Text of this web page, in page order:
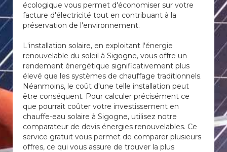
écologique vous permet d'économiser sur votre
facture d'électricité tout en contribuant à la
préservation de l'environnement.
L'installation solaire, en exploitant l'énergie
renouvelable du soleil à Sigogne, vous offre un
rendement énergétique significativement plus
élevé que les systèmes de chauffage traditionnels.
Néanmoins, le coût d'une telle installation peut
être conséquent. Pour calculer précisément ce
que pourrait coûter votre investissement en
chauffe-eau solaire à Sigogne, utilisez notre
comparateur de devis énergies renouvelables. Ce
service gratuit vous permet de comparer plusieurs
offres, ce qui vous assure de trouver la plus